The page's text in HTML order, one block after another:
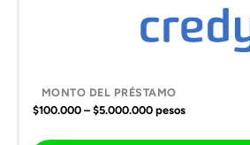
$100.000 – $5.000.000 pesos